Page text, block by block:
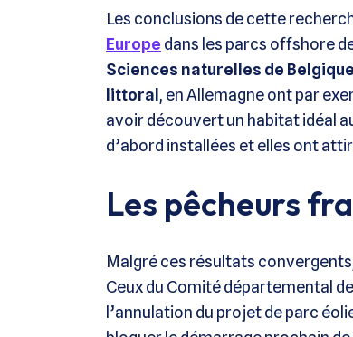
Les conclusions de cette
Europe dans les parcs offshore
Sciences naturelles de Belgique
littoral, en Allemagne ont par
avoir découvert un habitat idéal
d’abord installées et elles ont
Les pêcheurs
Malgré ces résultats
Ceux du Comité départemental
l’annulation du projet de parc